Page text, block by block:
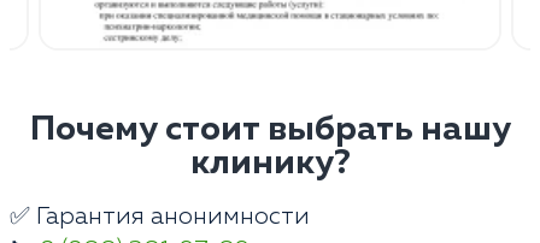
Почему стоит выбрать нашу
клинику?
✅ Гарантия анонимности